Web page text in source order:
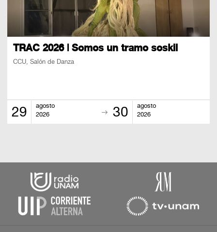
TRAC 2026 | Somos un tramo soskil
CCU, Salón de Danza
29
agosto
2026
30
agosto
2026